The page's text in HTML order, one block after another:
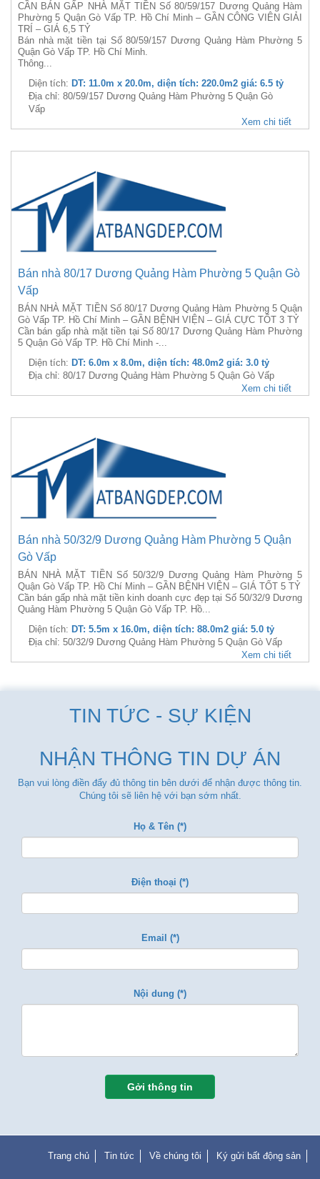
CẦN BÁN GẤP NHÀ MẶT TIỀN Số 80/59/157 Dương Quảng Hàm
Phường 5 Quận Gò Vấp TP. Hồ Chí Minh – GẦN CÔNG VIÊN GIẢI
TRÍ – GIÁ 6,5 TỶ
Bán nhà mặt tiền tại Số 80/59/157 Dương Quảng Hàm Phường 5
Quận Gò Vấp TP. Hồ Chí Minh.
Thông...
Diện tích: DT: 11.0m x 20.0m, diện tích: 220.0m2 giá: 6.5 tỷ
Địa chỉ: 80/59/157 Dương Quảng Hàm Phường 5 Quận Gò
Vấp
Xem chi tiết
Bán nhà 80/17 Dương Quảng Hàm Phường 5 Quận Gò
Vấp
BÁN NHÀ MẶT TIỀN Số 80/17 Dương Quảng Hàm Phường 5 Quận
Gò Vấp TP. Hồ Chí Minh – GẦN BỆNH VIỆN – GIÁ CỰC TỐT 3 TỶ
Cần bán gấp nhà mặt tiền tại Số 80/17 Dương Quảng Hàm Phường
5 Quận Gò Vấp TP. Hồ Chí Minh -...
Diện tích: DT: 6.0m x 8.0m, diện tích: 48.0m2 giá: 3.0 tỷ
Địa chỉ: 80/17 Dương Quảng Hàm Phường 5 Quận Gò Vấp
Xem chi tiết
Bán nhà 50/32/9 Dương Quảng Hàm Phường 5 Quận
Gò Vấp
BÁN NHÀ MẶT TIỀN Số 50/32/9 Dương Quảng Hàm Phường 5
Quận Gò Vấp TP. Hồ Chí Minh – GẦN BỆNH VIỆN – GIÁ TỐT 5 TỶ
Cần bán gấp nhà mặt tiền kinh doanh cực đẹp tại Số 50/32/9 Dương
Quảng Hàm Phường 5 Quận Gò Vấp TP. Hồ...
Diện tích: DT: 5.5m x 16.0m, diện tích: 88.0m2 giá: 5.0 tỷ
Địa chỉ: 50/32/9 Dương Quảng Hàm Phường 5 Quận Gò Vấp
Xem chi tiết
TIN TỨC - SỰ KIỆN
NHẬN THÔNG TIN DỰ ÁN
Bạn vui lòng điền đẩy đủ thông tin bên dưới để nhận được thông tin.
Chúng tôi sẽ liên hệ với bạn sớm nhất.
Họ & Tên (*)
Điện thoại (*)
Email (*)
Nội dung (*)
Gởi thông tin
Trang chủ Tin tức Về chúng tôi Ký gửi bất động sản